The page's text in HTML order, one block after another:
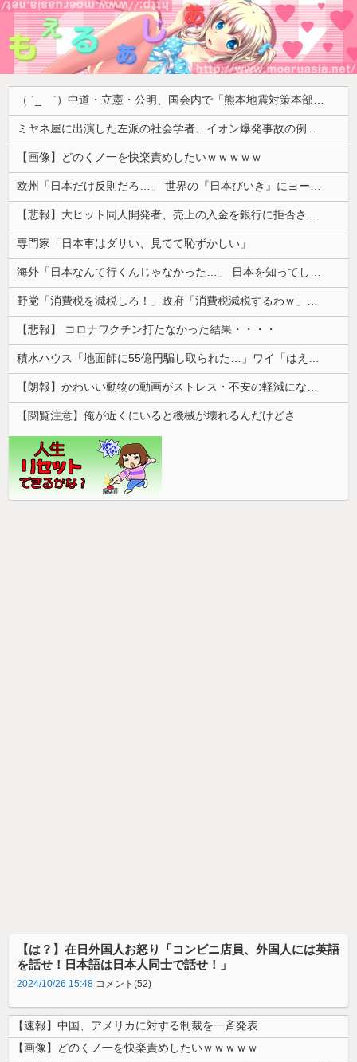
（ ´_ゝ`）中道・立憲・公明、国会内で「熊本地震対策本部会議」各省庁からヒアリング・現地から意見聴取「パーティション、人手、宿泊施設の不足や、外国人実習生の方々にも対応してほしい」今日の午後、政府に要望書を提出
ミヤネ屋に出演した左派の社会学者、イオン爆発事故の例のテナントに理解を示して……
【画像】どのくノ一を快楽責めしたいｗｗｗｗｗ
欧州「日本だけ反則だろ…」 世界の『日本びいき』にヨーロッパ全土から不満の声
【悲報】大ヒット同人開発者、売上の入金を銀行に拒否され受け取れず、多額の納税義務だけが残るｗｗｗｗｗ
専門家「日本車はダサい、見てて恥ずかしい」
海外「日本なんて行くんじゃなかった…」 日本を知ってしまったディズニー信者、帰国後『本家』に失望する事態に
野党「消費税を減税しろ！」政府「消費税減税するわｗ」野党「消費税を減税するな！」
【悲報】 コロナワクチン打たなかった結果・・・・
積水ハウス「地面師に55億円騙し取られた…」ワイ「はえーかわいそう…会社滅茶苦茶やろなぁ」→
【朗報】かわいい動物の動画がストレス・不安の軽減になる可能性。英大学の研究で実証
【閲覧注意】俺が近くにいると機械が壊れるんだけどさ
【は？】在日外国人お怒り「コンビニ店員、外国人には英語
を話せ！日本語は日本人同士で話せ！」
2024/10/26 15:48 コメント(52)
【速報】中国、アメリカに対する制裁を一斉発表
【画像】どのくノ一を快楽責めしたいｗｗｗｗｗ